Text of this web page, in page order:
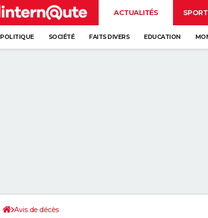
ACTUALITÉS SPORT
POLITIQUE SOCIÉTÉ FAITS DIVERS EDUCATION
Avis de décès